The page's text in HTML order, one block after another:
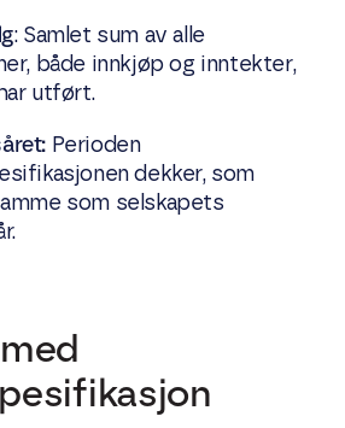
: Samlet sum av alle
både innkjøp og inntekter,
utført.
Perioden
dekker, som
som selskapets